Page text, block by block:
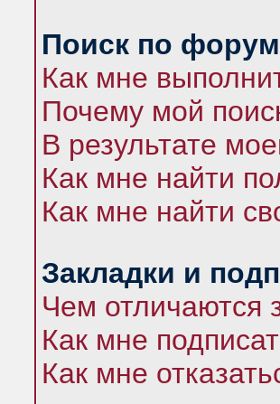
Поиск по
Как мне
Почему мой
В результате
Как мне найти
Как мне найти
Закладки и
Чем отличаются
Как мне
Как мне